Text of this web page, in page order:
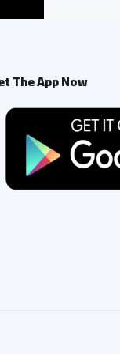
The App Now